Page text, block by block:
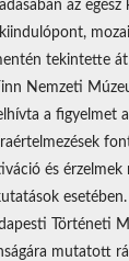
az
tekintette
Nemzeti
a figyelmet
és érzelmek
esetében.
Történeti
mutatott